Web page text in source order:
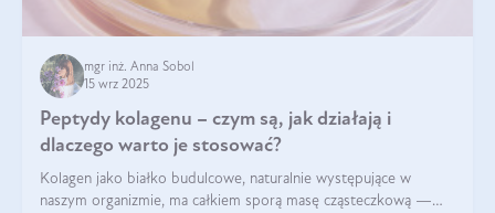
mgr inż. Anna Sobol
15 wrz 2025
Peptydy kolagenu – czym są, jak działają i
dlaczego warto je stosować?
Kolagen jako białko budulcowe, naturalnie występujące w
naszym organizmie, ma całkiem sporą masę cząsteczkową —